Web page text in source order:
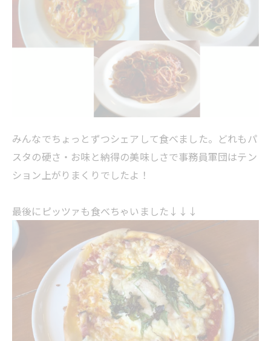
みんなでちょっとずつシェアして食べました。どれもパ
スタの硬さ・お味と納得の美味しさで事務員軍団はテン
ション上がりまくりでしたよ！
最後にピッツァも食べちゃいました↓↓↓